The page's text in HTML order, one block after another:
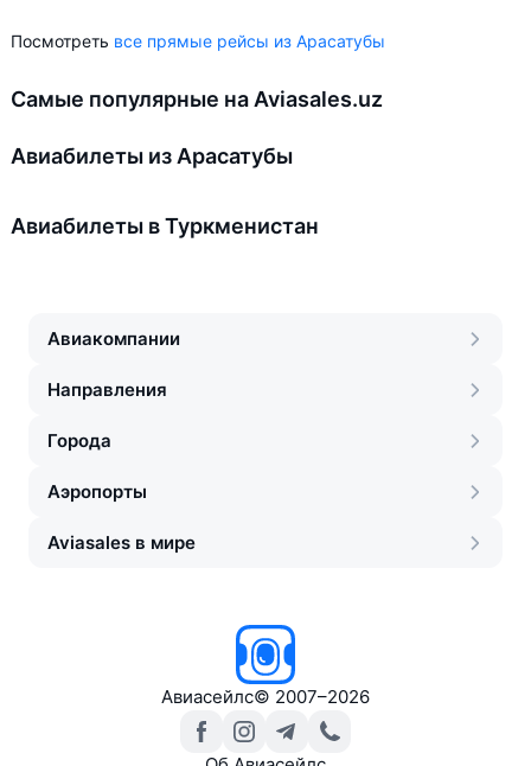
Посмотреть все прямые рейсы из Арасатубы
Самые популярные на Aviasales.uz
Авиабилеты из Арасатубы
Авиабилеты в Туркменистан
Авиакомпании
Направления
Города
Аэропорты
Aviasales в мире
Авиасейлс© 2007–2026